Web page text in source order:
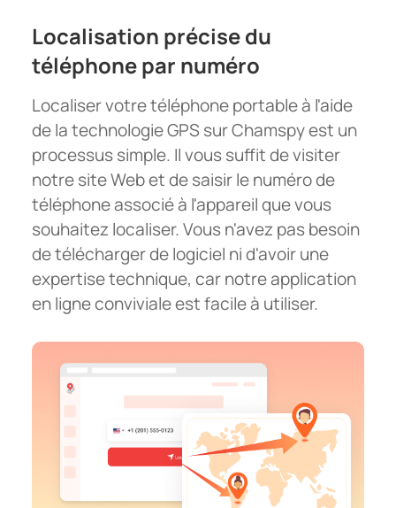
Localisation précise du
téléphone par numéro
Localiser votre téléphone portable à l'aide
de la technologie GPS sur Chamspy est un
processus simple. Il vous suffit de visiter
notre site Web et de saisir le numéro de
téléphone associé à l'appareil que vous
souhaitez localiser. Vous n'avez pas besoin
de télécharger de logiciel ni d'avoir une
expertise technique, car notre application
en ligne conviviale est facile à utiliser.